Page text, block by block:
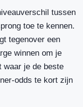
tussen
toe te kennen.
tegenover een
winnen om je
waar je de beste
odds te kort zijn